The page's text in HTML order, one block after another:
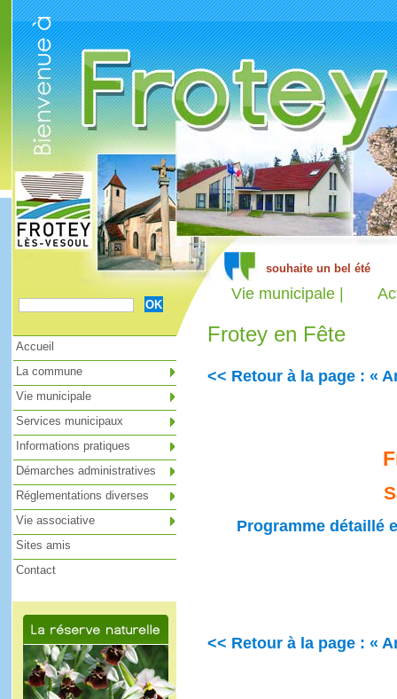
Vie municipale |
Frotey en Fête
<< Retour à la page : «
Programme détaillé
<< Retour à la page : «
Accueil
La commune
Vie municipale
Services municipaux
Informations pratiques
Démarches administratives
Réglementations diverses
Vie associative
Sites amis
Contact
Cookies management panel